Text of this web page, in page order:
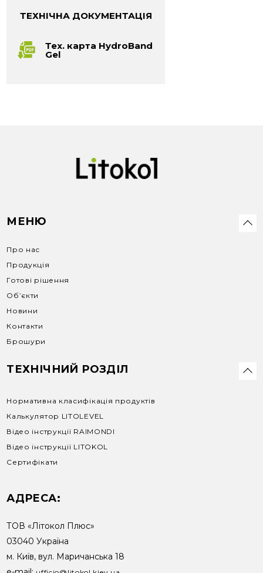
ТЕХНІЧНА ДОКУМЕНТАЦІЯ
Тех. карта HydroBand
Gel
МЕНЮ
Про нас
Продукція
Готові рішення
Об’єкти
Новини
Контакти
Брошури
ТЕХНІЧНИЙ РОЗДІЛ
Нормативна класифікація продуктів
Калькулятор LITOLEVEL
Відео інструкції RAIMONDI
Відео інструкції LITOKOL
Сертифікати
АДРЕСА:
ТОВ «Літокол Плюс»
03040 Україна
м. Київ, вул. Маричанська 18